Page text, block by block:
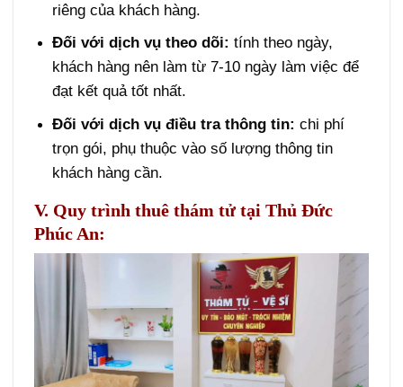
riêng của khách hàng.
Đối với dịch vụ theo dõi: tính theo ngày,
khách hàng nên làm từ 7-10 ngày làm việc để
đạt kết quả tốt nhất.
Đối với dịch vụ điều tra thông tin: chi phí
trọn gói, phụ thuộc vào số lượng thông tin
khách hàng cần.
V. Quy trình thuê thám tử tại Thủ Đức
Phúc An: